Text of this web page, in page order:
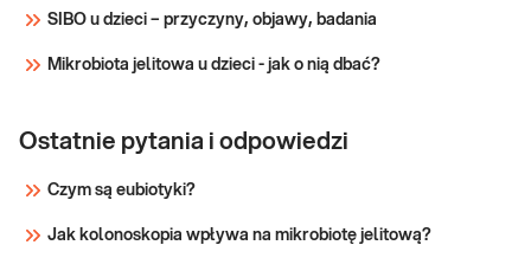
SIBO u dzieci – przyczyny, objawy, badania
Mikrobiota jelitowa u dzieci - jak o nią dbać?
Ostatnie pytania i odpowiedzi
Czym są eubiotyki?
Jak kolonoskopia wpływa na mikrobiotę jelitową?